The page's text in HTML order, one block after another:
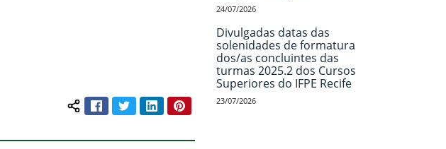
Compartilhar conteúdo:
FacebookTwitterLinkedInPinterest
24/07/2026
Divulgadas datas das
solenidades de formatura
dos/as concluintes das
turmas 2025.2 dos Cursos
Superiores do IFPE Recife
23/07/2026